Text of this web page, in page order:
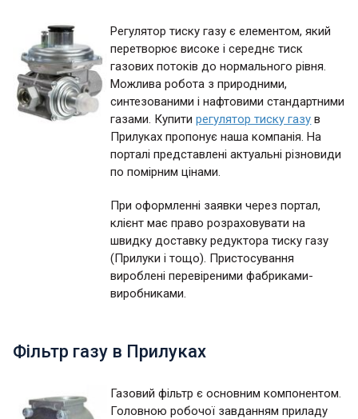
Регулятор тиску газу є елементом, який
перетворює високе і середнє тиск
газових потоків до нормального рівня.
Можлива робота з природними,
синтезованими і нафтовими стандартними
газами. Купитирегулятор тиску газу в
Прилуках пропонує наша компанія. На
порталі представлені актуальні різновиди
по помірним цінами.
При оформленні заявки через портал,
клієнт має право розраховувати на
швидку доставку редуктора тиску газу
(Прилуки і тощо). Пристосування
вироблені перевіреними фабриками-
виробниками.
Фільтр газу в Прилуках
Газовий фільтр є основним компонентом.
Головною робочої завданням приладу